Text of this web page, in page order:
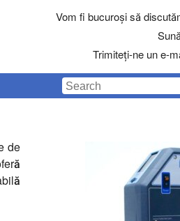
Vom fi bucuroși să
Trimiteți-ne un e-
de